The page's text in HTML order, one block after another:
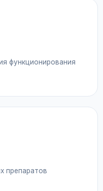
функционирования
препаратов